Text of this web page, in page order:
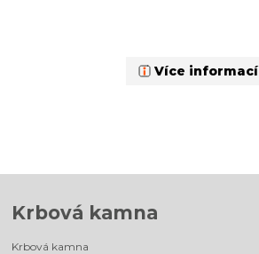
Více informací
Krbová kamna
Krbová kamna